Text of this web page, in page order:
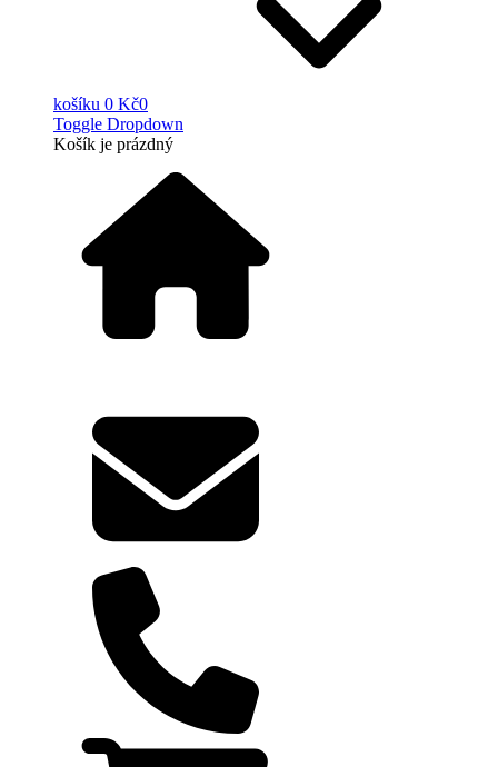
košíku 0 Kč0
Toggle Dropdown
Košík je prázdný